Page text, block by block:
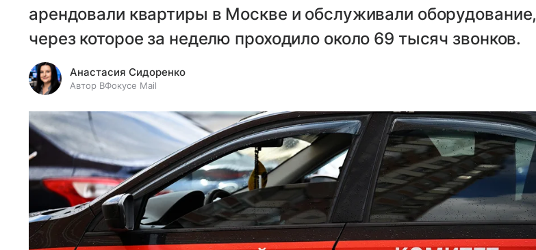
арендовали квартиры в Москве и обслуживали оборудование,
через которое за неделю проходило около 69 тысяч звонков.
Анастасия Сидоренко
Автор ВФокусе Mail